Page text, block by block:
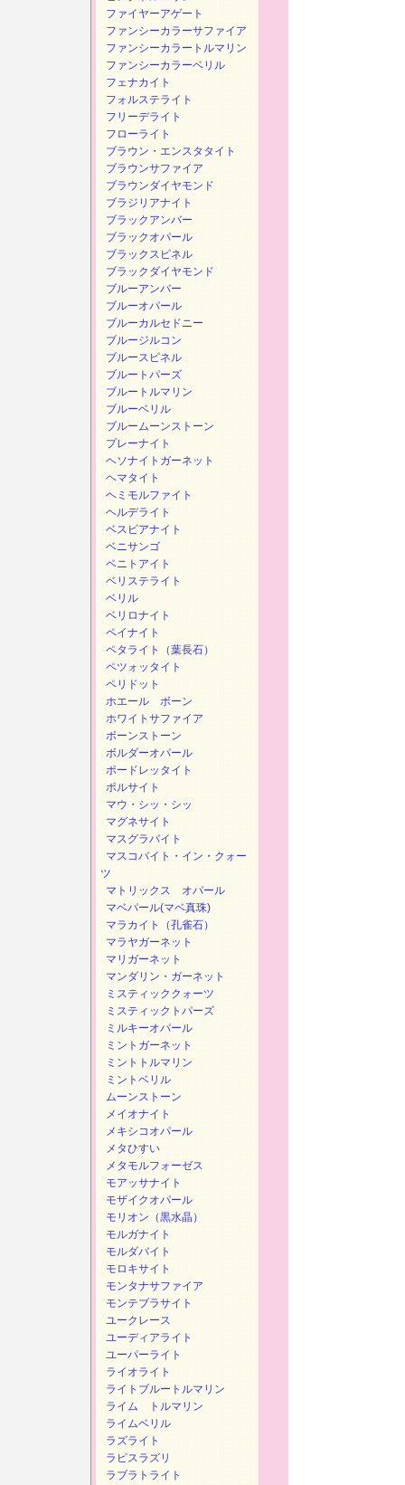
ファイヤーアゲート
ファンシーカラーサファイア
ファンシーカラートルマリン
ファンシーカラーベリル
フェナカイト
フォルステライト
フリーデライト
フローライト
ブラウン・エンスタタイト
ブラウンサファイア
ブラウンダイヤモンド
ブラジリアナイト
ブラックアンバー
ブラックオパール
ブラックスピネル
ブラックダイヤモンド
ブルーアンバー
ブルーオパール
ブルーカルセドニー
ブルージルコン
ブルースピネル
ブルートパーズ
ブルートルマリン
ブルーベリル
ブルームーンストーン
プレーナイト
ヘソナイトガーネット
ヘマタイト
ヘミモルファイト
ヘルデライト
ベスビアナイト
ベニサンゴ
ベニトアイト
ベリステライト
ベリル
ベリロナイト
ペイナイト
ペタライト（葉長石）
ペツォッタイト
ペリドット
ホエール ボーン
ホワイトサファイア
ボーンストーン
ボルダーオパール
ポードレッタイト
ポルサイト
マウ・シッ・シッ
マグネサイト
マスグラバイト
マスコバイト・イン・クォー
ツ
マトリックス オパール
マベパール(マベ真珠)
マラカイト（孔雀石）
マラヤガーネット
マリガーネット
マンダリン・ガーネット
ミスティッククォーツ
ミスティックトパーズ
ミルキーオパール
ミントガーネット
ミントトルマリン
ミントベリル
ムーンストーン
メイオナイト
メキシコオパール
メタひすい
メタモルフォーゼス
モアッサナイト
モザイクオパール
モリオン（黒水晶）
モルガナイト
モルダバイト
モロキサイト
モンタナサファイア
モンテブラサイト
ユークレース
ユーディアライト
ユーパーライト
ライオライト
ライトブルートルマリン
ライム トルマリン
ライムベリル
ラズライト
ラピスラズリ
ラブラトライト